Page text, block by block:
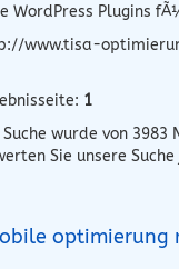
WordPress Plugins
www.tisa-
1
Suche wurde von 3983
Sie unsere
optimierung